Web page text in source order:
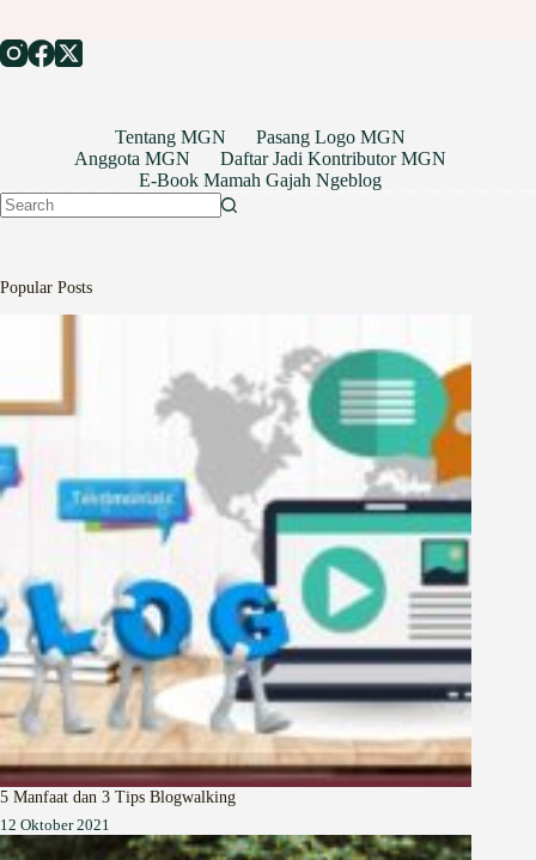
Tentang MGN
Pasang Logo MGN
Anggota MGN
Daftar Jadi Kontributor MGN
E-Book Mamah Gajah Ngeblog
Popular Posts
5 Manfaat dan 3 Tips Blogwalking
12 Oktober 2021